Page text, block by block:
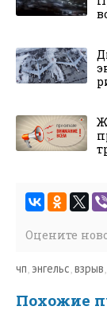
Оцените
чп энгельс взрыв
Похожие